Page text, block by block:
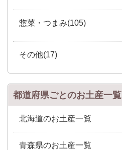
惣菜・つまみ(105)
その他(17)
都道府県ごとのお土産一覧
北海道のお土産一覧
青森県のお土産一覧